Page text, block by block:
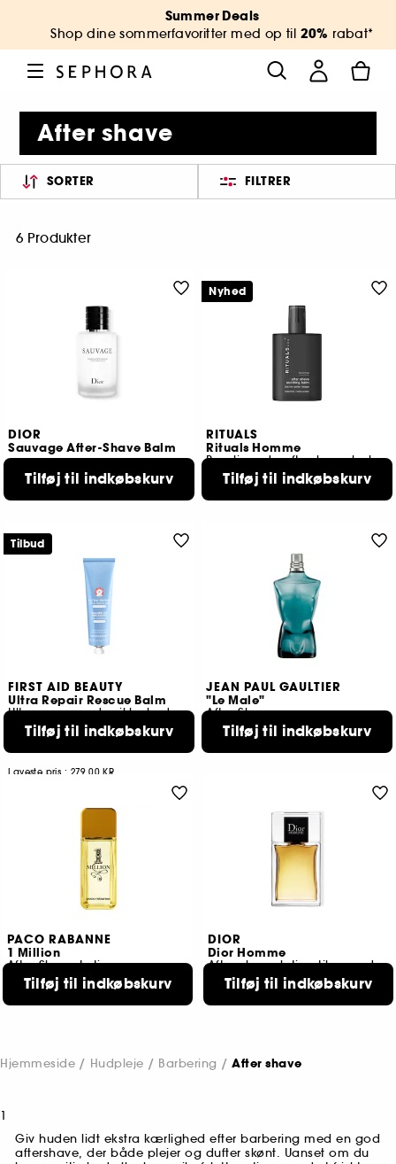
Summer Deals
Shop dine sommerfavoritter med op til 20% rabat*
After shave
SORTER FILTRER
6 Produkter
DIOR
Sauvage After-Shave Balm
3
Tilføj til indkøbskurv
RITUALS
Rituals Homme
Beroligende aftershave-balsam
219,00 KR
Tilføj til indkøbskurv
Nyhed
FIRST AID BEAUTY
Ultra Repair Rescue Balm
Ultrareparerende sikkerhedsbalsam med dimethcone
282
Laveste pris : 279,00 KR
Tilføj til indkøbskurv
Tilbud
JEAN PAUL GAULTIER
"Le Male"
After Shave
3
Tilføj til indkøbskurv
PACO RABANNE
1 Million
After Shave Lotion
150
Tilføj til indkøbskurv
DIOR
Dior Homme
After-shave lotion til mænd
1
Tilføj til indkøbskurv
Hjemmeside Hudpleje Barbering After shave
1
Giv huden lidt ekstra kærlighed efter barbering med en god
aftershave, der både plejer og dufter skønt. Uanset om du